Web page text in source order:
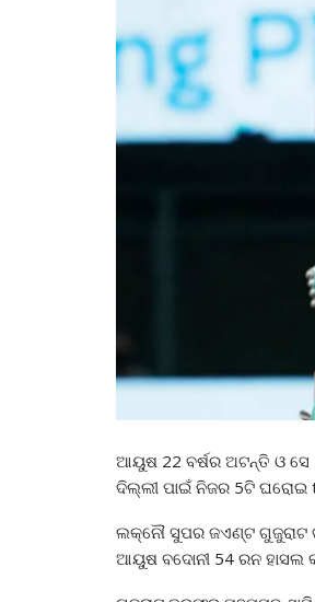
ଆୟୁଷ 22 ବର୍ଷର ଅଟନ୍ତି ଓ ସେ
ଦିଲ୍ଲୀ ପାଇଁ ନିଜର 5ଟି ଘରୋଇ
ଲକ୍ନୌ ସୁପର ଜଏଣ୍ଟ ଗୁଜୁରାଟ
ଆୟୁଷ ବଦୋନୀ 54 ରନ ହାସଲ